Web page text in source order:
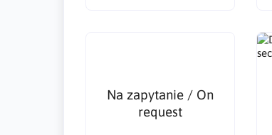
Na zapytanie / On
request